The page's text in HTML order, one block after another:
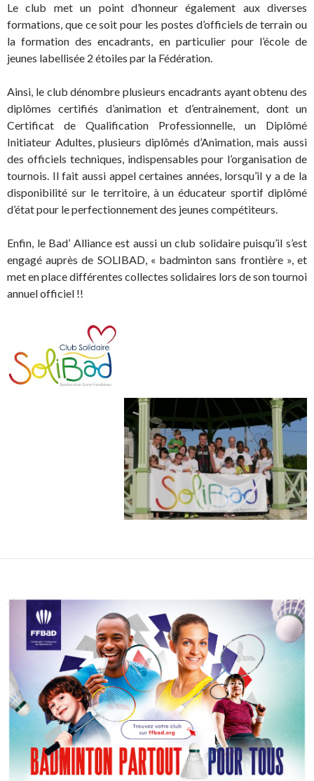
Le club met un point d’honneur également aux diverses
formations, que ce soit pour les postes d’officiels de terrain ou
la formation des encadrants, en particulier pour l’école de
jeunes labellisée 2 étoiles par la Fédération.
Ainsi, le club dénombre plusieurs encadrants ayant obtenu des
diplômes certifiés d’animation et d’entrainement, dont un
Certificat de Qualification Professionnelle, un Diplômé
Initiateur Adultes, plusieurs diplômés d’Animation, mais aussi
des officiels techniques, indispensables pour l’organisation de
tournois. Il fait aussi appel certaines années, lorsqu’il y a de la
disponibilité sur le territoire, à un éducateur sportif diplômé
d’état pour le perfectionnement des jeunes compétiteurs.
Enfin, le Bad’ Alliance est aussi un club solidaire puisqu’il s’est
engagé auprès de SOLIBAD, « badminton sans frontière », et
met en place différentes collectes solidaires lors de son tournoi
annuel officiel !!